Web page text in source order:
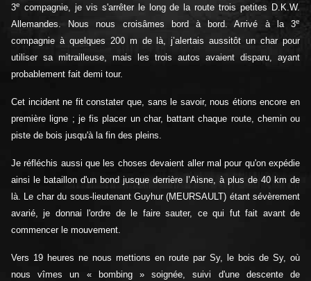
3e
compagnie, je vis s'arrêter le long de la route trois petites D.K.W.
Allemandes. Nous nous croisâmes bord à bord. Arrivé à la 3e
compagnie à quelques 200 m de là, j’alertais aussitôt un char pour
utiliser sa mitrailleuse, mais les trois autos avaient disparu, ayant
probablement fait demi tour.
Cet incident ne fit constater que, sans le savoir, nous étions encore en
première ligne ; je fis placer un char, battant chaque route, chemin ou
piste de bois jusqu'à la fin des pleins.
Je réfléchis aussi que les choses devaient aller mal pour qu'on expédie
ainsi le bataillon d'un bond jusque derrière l’Aisne, à plus de 40 km de
là. Le char du sous-lieutenant Guyhur (MEURSAULT) étant sévèrement
avarié, je donnai l'ordre de le faire sauter, ce qui fut fait avant de
commencer le mouvement.
Vers 19 heures ne nous mettions en route par Sy, le bois de Sy, où
nous vîmes un « bombing » soignée, suivi d'une descente de